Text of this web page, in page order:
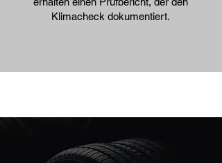
Klimacheck dokumentiert.